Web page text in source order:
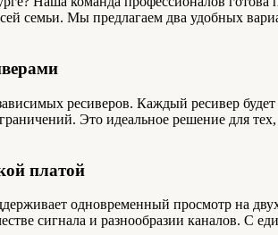
семьи. Мы предлагаем два удобных
ресиверов. Каждый ресивер
Это идеальное решение для
платой
одновременный просмотр на
сигнала и разнообразии каналов. С